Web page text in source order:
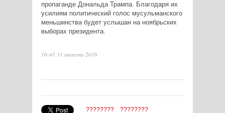
пропаганде Дональда Трампа. Благодаря их
усилиям политический голос мусульманского
меньшинства будет услышан на ноябрьских
выборах президента.
10:41 31 августа 2016
???????? ????????